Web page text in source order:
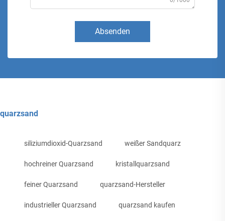
Absenden
quarzsand
siliziumdioxid-Quarzsand weißer Sandquarz
hochreiner Quarzsand kristallquarzsand
feiner Quarzsand quarzsand-Hersteller
industrieller Quarzsand quarzsand kaufen